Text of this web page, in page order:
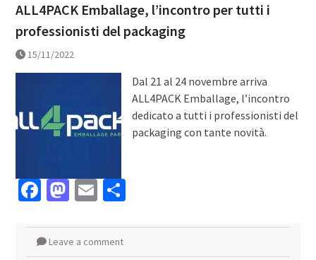
ALL4PACK Emballage, l’incontro per tutti i
professionisti del packaging
15/11/2022
Dal 21 al 24 novembre arriva
ALL4PACK Emballage, l’incontro
dedicato a tutti i professionisti del
packaging con tante novità.
Facebook
Mastodon
EmailCondividi
Leave a comment